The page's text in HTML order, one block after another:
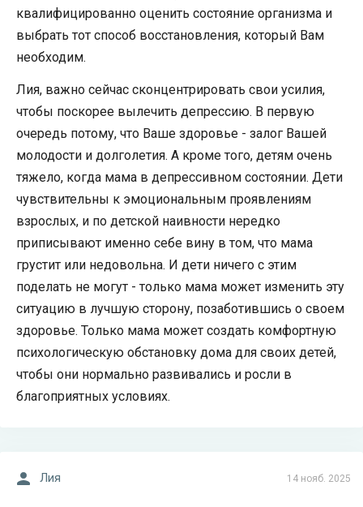
квалифицированно оценить состояние организма и
выбрать тот способ восстановления, который Вам
необходим.
Лия, важно сейчас сконцентрировать свои усилия,
чтобы поскорее вылечить депрессию. В первую
очередь потому, что Ваше здоровье - залог Вашей
молодости и долголетия. А кроме того, детям очень
тяжело, когда мама в депрессивном состоянии. Дети
чувствительны к эмоциональным проявлениям
взрослых, и по детской наивности нередко
приписывают именно себе вину в том, что мама
грустит или недовольна. И дети ничего с этим
поделать не могут - только мама может изменить эту
ситуацию в лучшую сторону, позаботившись о своем
здоровье. Только мама может создать комфортную
психологическую обстановку дома для своих детей,
чтобы они нормально развивались и росли в
благоприятных условиях.
14 нояб. 2025
Лия